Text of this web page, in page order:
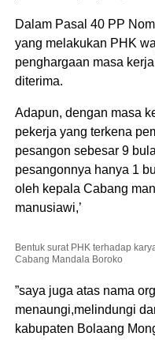
Dalam Pasal 40 PP
yang melakukan PHK
penghargaan masa
diterima.
Adapun, dengan masa
pekerja yang terkena
pesangon sebesar 9
pesangonnya hanya 1
oleh kepala Cabang
manusiawi,’
Bentuk surat PHK terhadap
Cabang Mandala Boroko
”saya juga atas nama
menaungi,melindungi
kabupaten Bolaang